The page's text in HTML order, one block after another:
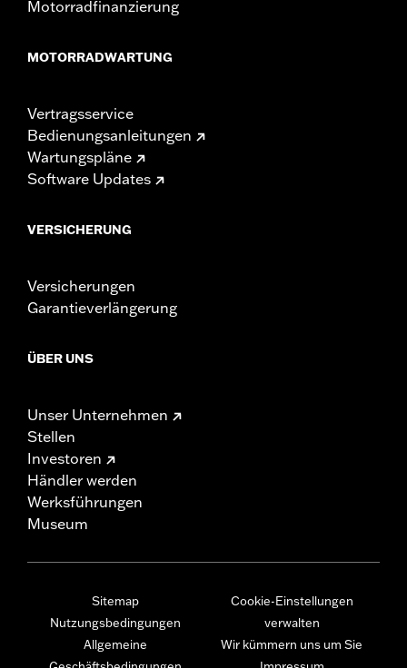
Motorradfinanzierung
MOTORRADWARTUNG
Vertragsservice
Bedienungsanleitungen
Wartungspläne
Software Updates
VERSICHERUNG
Versicherungen
Garantieverlängerung
ÜBER UNS
Unser Unternehmen
Stellen
Investoren
Händler werden
Werksführungen
Museum
Sitemap
Nutzungsbedingungen
Allgemeine
Cookie-Einstellungen
verwalten
Wir kümmern uns um Sie